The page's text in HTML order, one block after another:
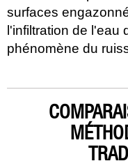
surfaces
l'infiltration de l'eau
phénomène du